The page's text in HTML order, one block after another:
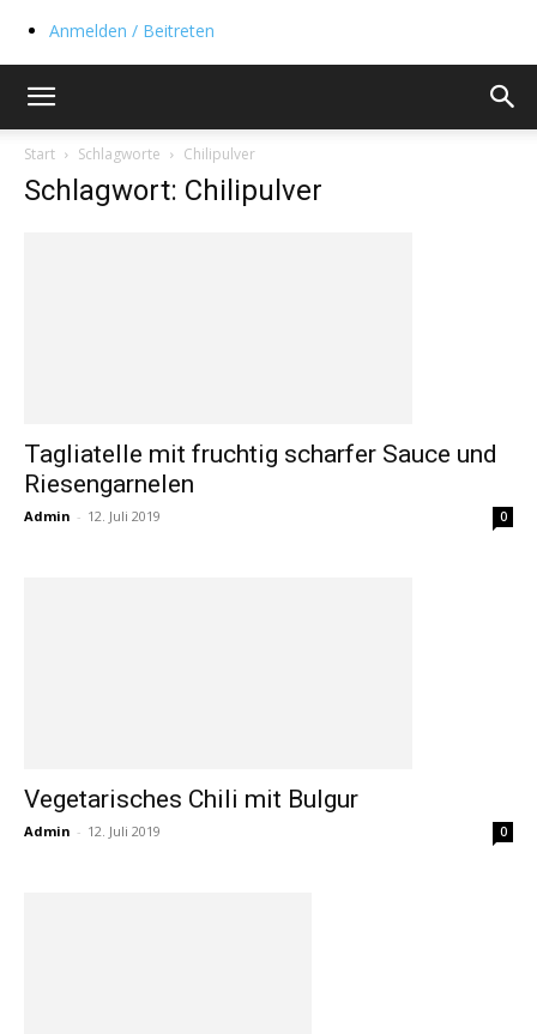
Anmelden / Beitreten
Start Schlagworte Chilipulver
Schlagwort: Chilipulver
Tagliatelle mit fruchtig scharfer Sauce und
Riesengarnelen
Admin - 12. Juli 2019 0
Vegetarisches Chili mit Bulgur
Admin - 12. Juli 2019 0